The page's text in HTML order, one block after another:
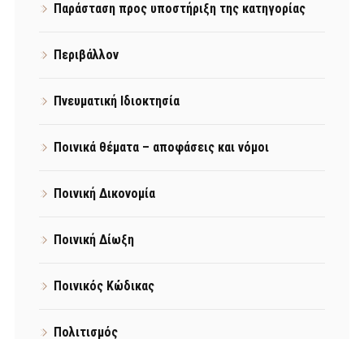
Παράσταση προς υποστήριξη της κατηγορίας
Περιβάλλον
Πνευματική Ιδιοκτησία
Ποινικά θέματα – αποφάσεις και νόμοι
Ποινική Δικονομία
Ποινική Δίωξη
Ποινικός Κώδικας
Πολιτισμός